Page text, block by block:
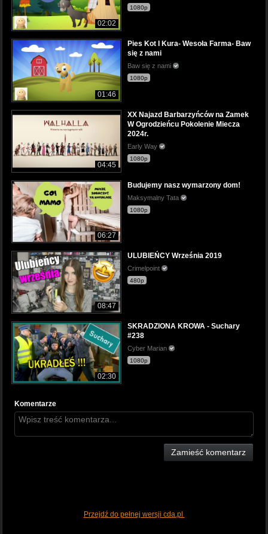
02:02
1080p
01:46
Pies Kot I Kura- Wesoła Farma- Baw
się z nami
Baw się z nami
1080p
04:45
XX Najazd Barbarzyńców na Zamek
W Ogrodzieńcu Pokolenie Miecza
2024r.
Early Way
1080p
06:27
Budujemy nasz wymarzony dom!
Maksymalny Tata
1080p
08:47
ULUBIEŃCY Września 2019
Crimelpoint
480p
02:30
SKRADZIONA KROWA - Suchary
#238
Cyber Marian
1080p
Komentarze
Zamieść komentarz
Przejdź do pełnej wersji cda.pl